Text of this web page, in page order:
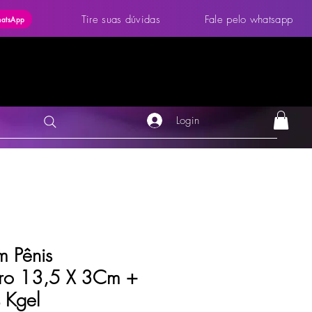
Tire suas dúvidas Fale pelo whatsapp
Login
Pênis
13,5 X 3Cm +
Kgel